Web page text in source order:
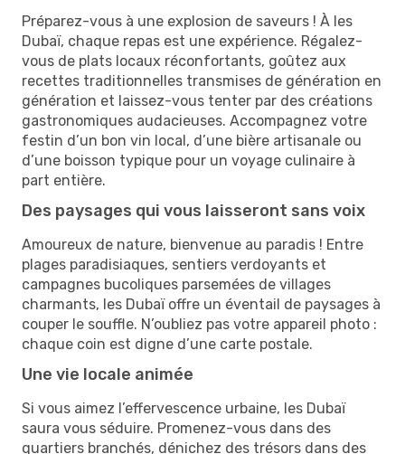
Préparez-vous à une explosion de saveurs ! À les
Dubaï, chaque repas est une expérience. Régalez-
vous de plats locaux réconfortants, goûtez aux
recettes traditionnelles transmises de génération en
génération et laissez-vous tenter par des créations
gastronomiques audacieuses. Accompagnez votre
festin d’un bon vin local, d’une bière artisanale ou
d’une boisson typique pour un voyage culinaire à
part entière.
Des paysages qui vous laisseront sans voix
Amoureux de nature, bienvenue au paradis ! Entre
plages paradisiaques, sentiers verdoyants et
campagnes bucoliques parsemées de villages
charmants, les Dubaï offre un éventail de paysages à
couper le souffle. N’oubliez pas votre appareil photo :
chaque coin est digne d’une carte postale.
Une vie locale animée
Si vous aimez l’effervescence urbaine, les Dubaï
saura vous séduire. Promenez-vous dans des
quartiers branchés, dénichez des trésors dans des